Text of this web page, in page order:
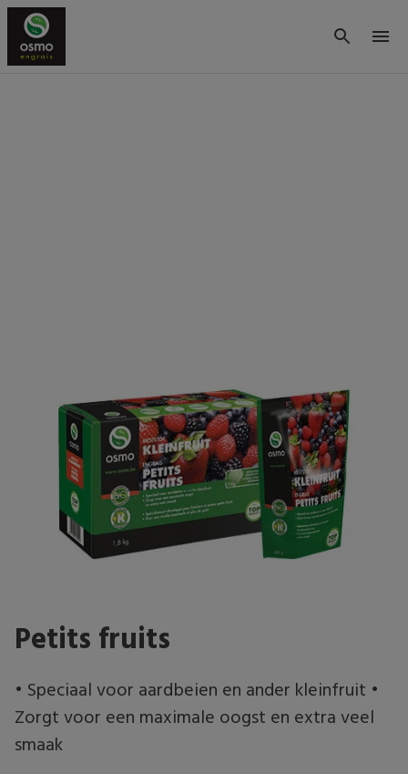
Petits fruits
• Speciaal voor aardbeien en ander kleinfruit •
Zorgt voor een maximale oogst en extra veel
smaak